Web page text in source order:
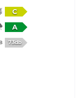
C
A
73db